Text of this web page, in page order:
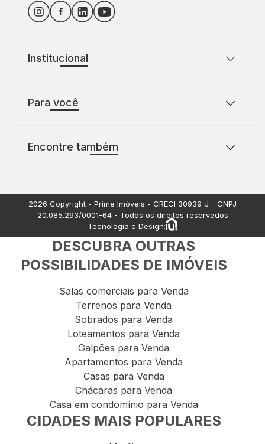
Institucional
Política de Privacidade
Para você
Casas para comprar com 3 quartos
Encontre também
Apartamentos à venda
2026 Copyright - Prime Imóveis - CRECI 30939-J - CNPJ
20.085.293/0001-64- Todos os direitos reservados
Tecnologia e Design:
DESCUBRA OUTRAS
POSSIBILIDADES DE IMÓVEIS
Salas comerciais para Venda
Terrenos para Venda
Sobrados para Venda
Loteamentos para Venda
Galpões para Venda
Apartamentos para Venda
Casas para Venda
Chácaras para Venda
Casa em condomínio para Venda
CIDADES MAIS POPULARES